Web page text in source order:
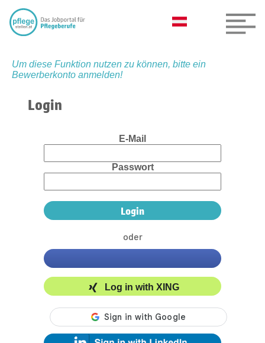
Um diese Funktion nutzen zu können, bitte ein
Bewerberkonto anmelden!
Login
E-Mail
Passwort
oder
Log in with XING